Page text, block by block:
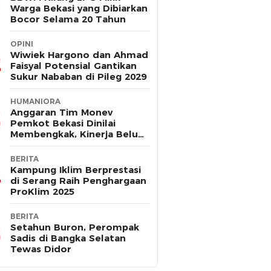
Warga Bekasi yang Dibiarkan
Bocor Selama 20 Tahun
OPINI
Wiwiek Hargono dan Ahmad
Faisyal Potensial Gantikan
Sukur Nababan di Pileg 2029
HUMANIORA
Anggaran Tim Monev
Pemkot Bekasi Dinilai
Membengkak, Kinerja Belum
Terbukti Efektif
BERITA
Kampung Iklim Berprestasi
di Serang Raih Penghargaan
ProKlim 2025
BERITA
Setahun Buron, Perompak
Sadis di Bangka Selatan
Tewas Didor